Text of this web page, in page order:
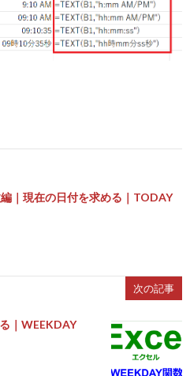
｜現在の日付を求める｜TODAY
次の記事
｜WEEKDAY